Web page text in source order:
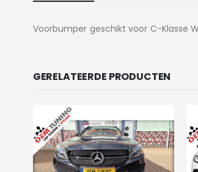
Voorbumper geschikt voor C-Klasse
GERELATEERDE PRODUCTEN